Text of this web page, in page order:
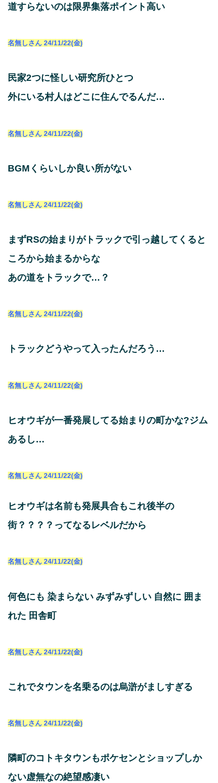
道すらないのは限界集落ポイント高い
名無しさん 24/11/22(金)
民家2つに怪しい研究所ひとつ
外にいる村人はどこに住んでるんだ…
名無しさん 24/11/22(金)
BGMくらいしか良い所がない
名無しさん 24/11/22(金)
まずRSの始まりがトラックで引っ越してくると
ころから始まるからな
あの道をトラックで…？
名無しさん 24/11/22(金)
トラックどうやって入ったんだろう…
名無しさん 24/11/22(金)
ヒオウギが一番発展してる始まりの町かな?ジム
あるし…
名無しさん 24/11/22(金)
ヒオウギは名前も発展具合もこれ後半の
街？？？？ってなるレベルだから
名無しさん 24/11/22(金)
何色にも 染まらない みずみずしい 自然に 囲ま
れた 田舎町
名無しさん 24/11/22(金)
これでタウンを名乗るのは烏滸がましすぎる
名無しさん 24/11/22(金)
隣町のコトキタウンもポケセンとショップしか
ない虚無なの絶望感凄い